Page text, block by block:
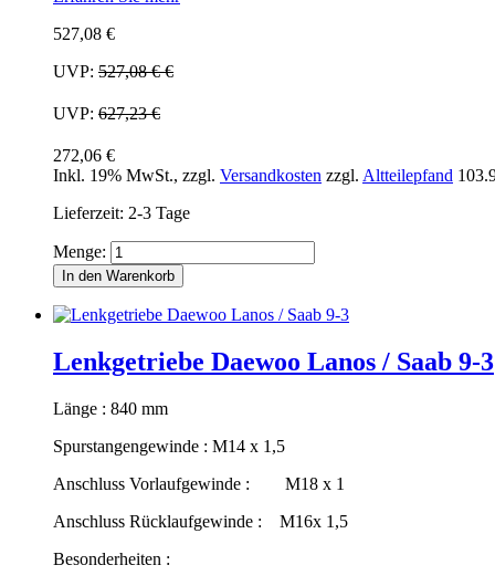
527,08 €
UVP: 527,08 €€
UVP: 627,23 €
272,06 €
Inkl. 19% MwSt., zzgl. Versandkosten zzgl. Altteilepfand
Lieferzeit: 2-3 Tage
Menge:
In den Warenkorb
Lenkgetriebe Daewoo Lanos / Saab 9-3
Länge : 840 mm
Spurstangengewinde : M14 x 1,5
Anschluss Vorlaufgewinde : M18 x 1
Anschluss Rücklaufgewinde : M16x 1,5
Besonderheiten :